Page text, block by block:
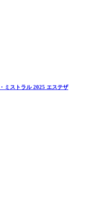
ミストラル 2025 エステザ